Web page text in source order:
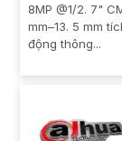
8MP @1/2. 7"
mm–13. 5 mm
động thông...